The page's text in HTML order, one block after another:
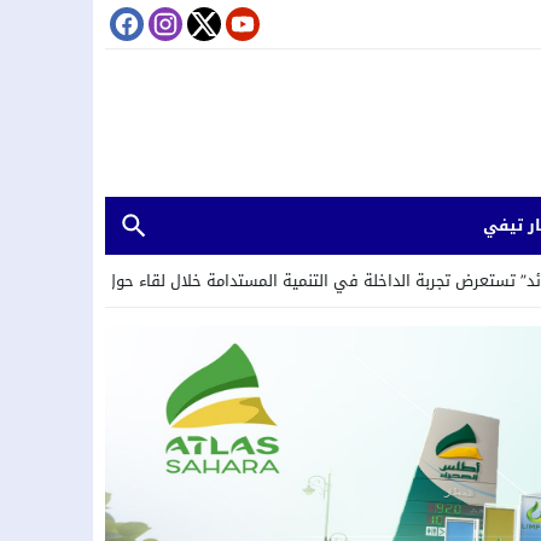
تيفي
في التنمية المستدامة خلال لقاء حول العمل المناخي والحوكمة البيئية